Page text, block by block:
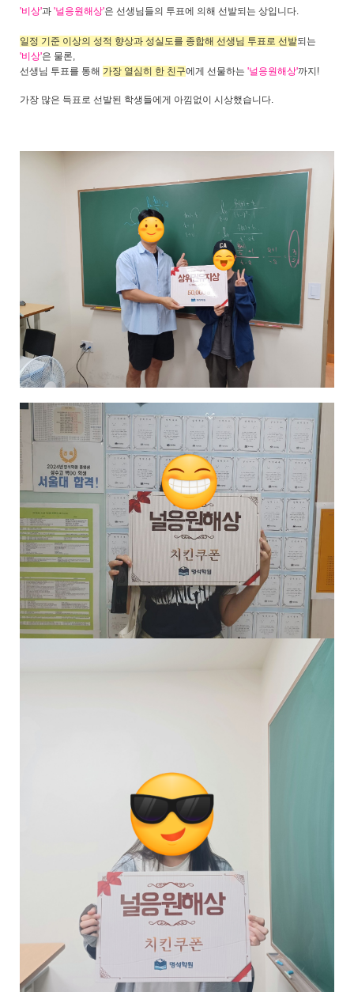
'비상'과 '널응원해상'은 선생님들의 투표에 의해 선발되는 상입니다.
일정 기준 이상의 성적 향상과 성실도를 종합해 선생님 투표로 선발되는
'비상'은 물론,
선생님 투표를 통해 가장 열심히 한 친구에게 선물하는 '널응원해상'까지!
가장 많은 득표로 선발된 학생들에게 아낌없이 시상했습니다.